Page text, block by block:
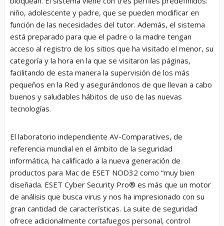
niño, adolescente y padre, que se pueden modificar en
función de las necesidades del tutor. Además, el sistema
está preparado para que el padre o la madre tengan
acceso al registro de los sitios que ha visitado el menor, su
categoría y la hora en la que se visitaron las páginas,
facilitando de esta manera la supervisión de los más
pequeños en la Red y asegurándonos de que llevan a cabo
buenos y saludables hábitos de uso de las nuevas
tecnologías.
El laboratorio independiente AV-Comparatives, de
referencia mundial en el ámbito de la seguridad
informática, ha calificado a la nueva generación de
productos para Mac de ESET NOD32 como “muy bien
diseñada. ESET Cyber Security Pro® es más que un motor
de análisis que busca virus y nos ha impresionado con su
gran cantidad de características. La suite de seguridad
ofrece adicionalmente cortafuegos personal, control